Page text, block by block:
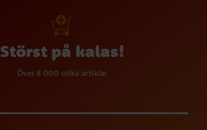
Störst på kalas!
Över 8 000 olika artiklar